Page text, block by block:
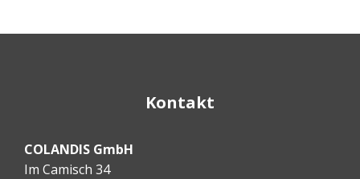
Kontakt
COLANDIS GmbH
Im Camisch 34